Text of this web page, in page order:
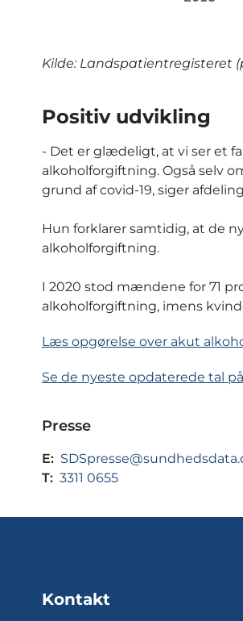
Kilde: Landspatientregisteret
Positiv udvikling
- Det er glædeligt, at vi ser et
alkoholforgiftning. Også selv
grund af covid-19, siger
Hun forklarer samtidig, at de
alkoholforgiftning.
I 2020 stod mændene for 71
alkoholforgiftning, imens
Læs opgørelse over akut
Se de nyeste opdaterede tal
Presse
E:
T: 3311 0655
Kontakt